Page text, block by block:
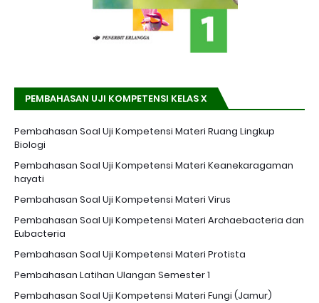
PEMBAHASAN UJI KOMPETENSI KELAS X
Pembahasan Soal Uji Kompetensi Materi Ruang Lingkup
Biologi
Pembahasan Soal Uji Kompetensi Materi Keanekaragaman
hayati
Pembahasan Soal Uji Kompetensi Materi Virus
Pembahasan Soal Uji Kompetensi Materi Archaebacteria dan
Eubacteria
Pembahasan Soal Uji Kompetensi Materi Protista
Pembahasan Latihan Ulangan Semester 1
Pembahasan Soal Uji Kompetensi Materi Fungi (Jamur)